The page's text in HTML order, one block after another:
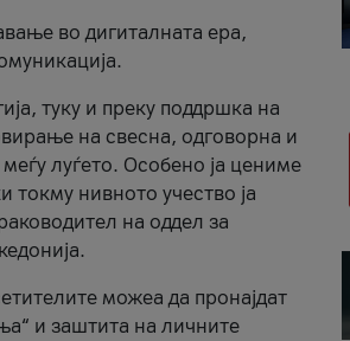
во дигиталната ера,
туку и преку поддршка на
на свесна, одговорна и
луѓето. Особено ја цениме
токму нивното учество ја
на оддел за
можеа да пронајдат
и заштита на личните